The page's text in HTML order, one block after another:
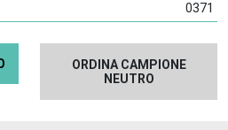
0371
ORDINA CAMPIONE
NEUTRO